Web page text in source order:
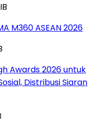
M360 ASEAN 2026
Awards 2026 untuk
Distribusi Siaran